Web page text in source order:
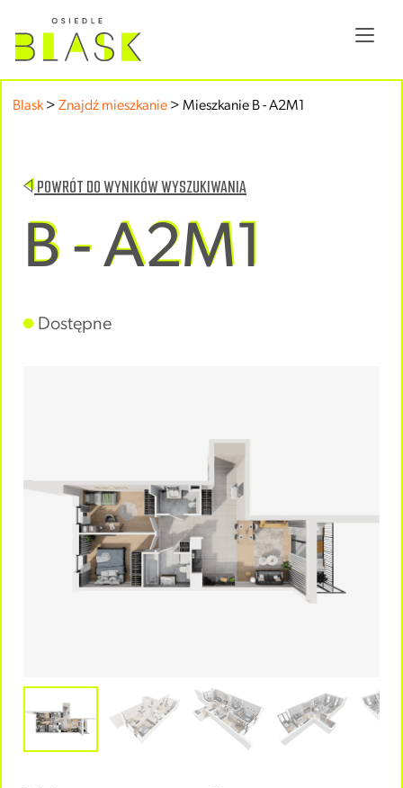
Blask> Znajdź mieszkanie > Mieszkanie B - A2M1
POWRÓT DO WYNIKÓW WYSZUKIWANIA
B - A2M1
Dostępne